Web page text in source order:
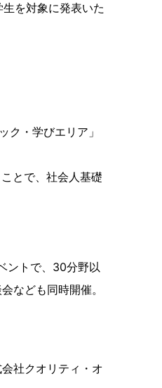
を対象に発表いた
・学びエリア」
とで、社会人基礎
ントで、30分野以
なども同時開催。
クオリティ・オ